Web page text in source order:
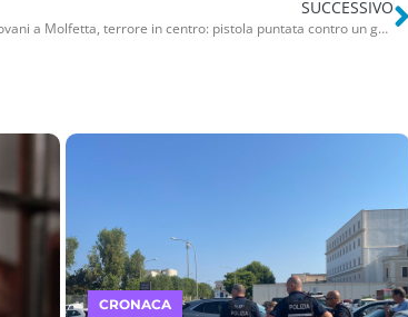
SUCCESSIVO
Lite tra giovani a Molfetta, terrore in centro: pistola puntata contro un gruppo. Fuga e urla di paura
CRONACA